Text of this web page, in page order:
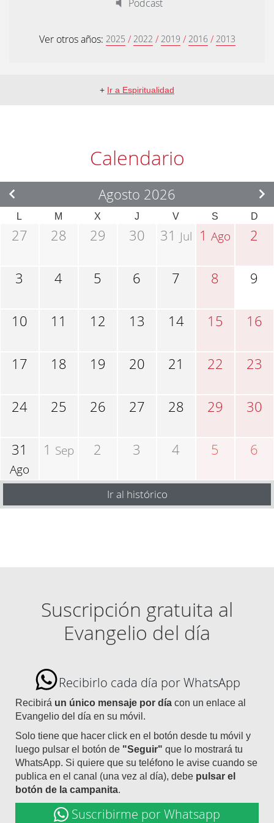
Podcast
Ver otros años: 2025 / 2022 / 2019 / 2016 / 2013
+ Ir a Espiritualidad
Calendario
Agosto 2026
L M X J V S D
27 28 29 30 31 Jul 1Ago 2
3 4 5 6 7 8 9
10 11 12 13 14 15 16
17 18 19 20 21 22 23
24 25 26 27 28 29 30
31
Ago
1 Sep 2 3 4 5 6
Ir al histórico
Suscripción gratuita al
Evangelio del día
Recibirlo cada día por WhatsApp
Recibirá un único mensaje por día con un enlace al
Evangelio del día en su móvil.
Solo tiene que hacer click en el botón desde tu móvil y
luego pulsar el botón de "Seguir" que lo mostrará tu
WhatsApp. Si quiere que su teléfono le avise cuando se
publica en el canal (una vez al día), debe pulsar el
botón de la campanita.
Suscribirme por Whatsapp